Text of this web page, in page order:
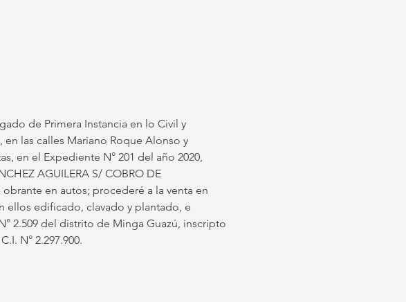
de Primera Instancia en lo Civil y
las calles Mariano Roque Alonso y
en el Expediente N° 201 del año 2020,
AGUILERA S/ COBRO DE
en autos; procederé a la venta en
edificado, clavado y plantado, e
2.509 del distrito de Minga Guazú, inscripto
N° 2.297.900.